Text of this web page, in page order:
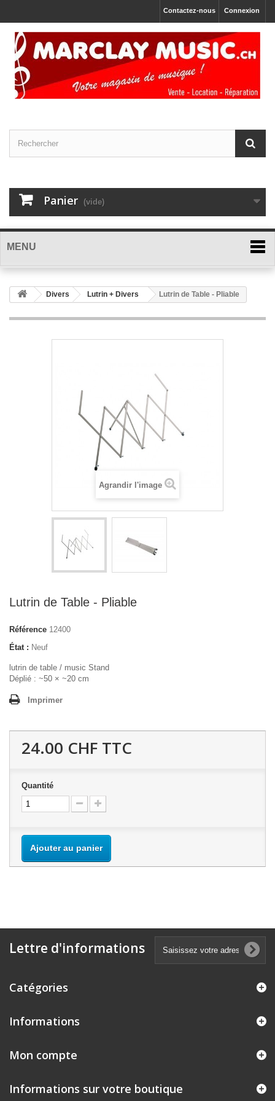
Connexion
Contactez-nous
Panier (vide)
MENU
Divers Lutrin + Divers Lutrin de Table - Pliable
Agrandir l'image
Lutrin de Table - Pliable
Référence 12400
État : Neuf
lutrin de table / music Stand
Déplié : ~50 × ~20 cm
Imprimer
24.00 CHF TTC
Quantité
Ajouter au panier
Lettre d'informations
Catégories
Informations
Mon compte
Informations sur votre boutique